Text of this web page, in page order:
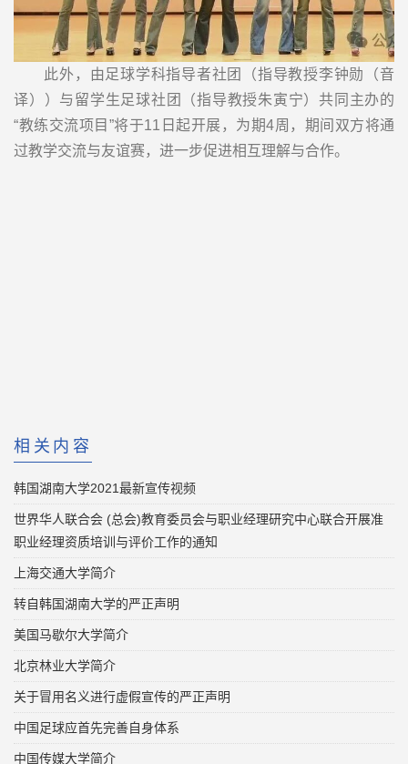
此外，由足球学科指导者社团（指导教授李钟勋（音
译））与留学生足球社团（指导教授朱寅宁）共同主办的
“教练交流项目”将于11日起开展，为期4周，期间双方将通
过教学交流与友谊赛，进一步促进相互理解与合作。
相关内容
韩国湖南大学2021最新宣传视频
世界华人联合会 (总会)教育委员会与职业经理研究中心联合开展准
职业经理资质培训与评价工作的通知
上海交通大学简介
转自韩国湖南大学的严正声明
美国马歇尔大学简介
北京林业大学简介
关于冒用名义进行虚假宣传的严正声明
中国足球应首先完善自身体系
中国传媒大学简介